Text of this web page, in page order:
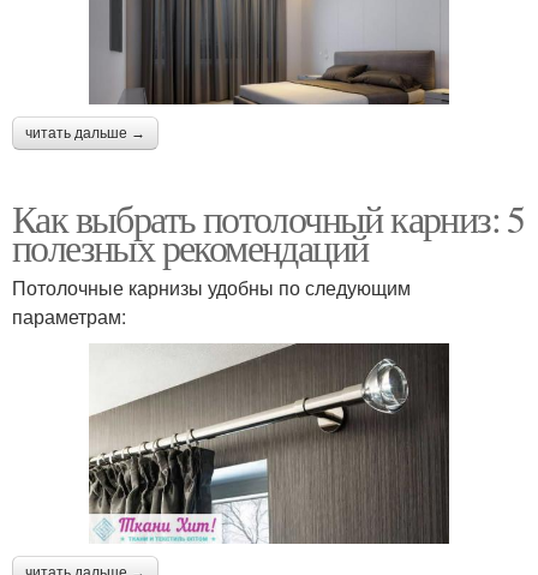
читать дальше →
Как выбрать потолочный карниз: 5
полезных рекомендаций
Потолочные карнизы удобны по следующим
параметрам: